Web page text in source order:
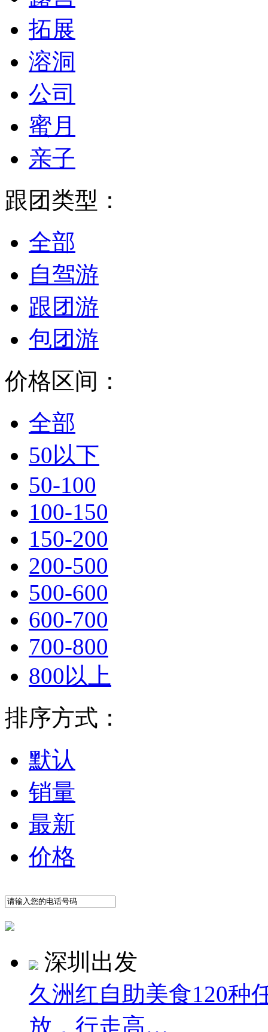
拓展
溶洞
公司
蜜月
亲子
跟团类型：
全部
自驾游
跟团游
包团游
价格区间：
全部
50以下
50-100
100-150
150-200
200-500
500-600
600-700
700-800
800以上
排序方式：
默认
销量
最新
价格
深圳出发
久洲红自助美食120种
放，行走高…